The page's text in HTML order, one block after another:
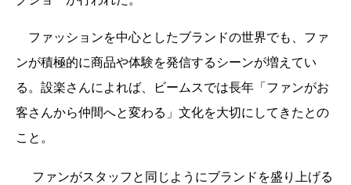
ファッションを中心としたブランドの世界でも、ファ
ンが積極的に商品や体験を発信するシーンが増えてい
る。設楽さんによれば、ビームスでは長年「ファンがお
客さんから仲間へと変わる」文化を大切にしてきたとの
こと。
ファンがスタッフと同じようにブランドを盛り上げる